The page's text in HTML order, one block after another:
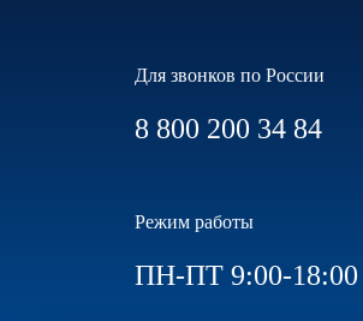
Для звонков по России
8 800 200 34 84
Режим работы
ПН-ПТ 9:00-18:00